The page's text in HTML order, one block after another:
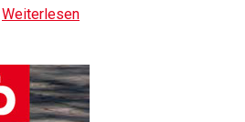
Weiterlesen